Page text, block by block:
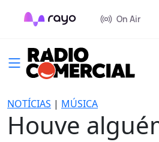
On Air
NOTÍCIAS | MÚSICA
Houve